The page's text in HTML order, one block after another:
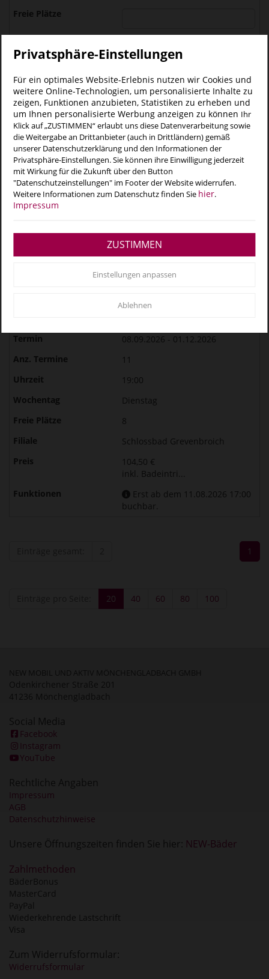
alle
Suchen
07.09.2026 - 21.12.2026
14
21:00
8
133,00 €
Erst ab dem 10.08.2026 17:00
08.09.2026 - 01.12.2026
11
19:00
Dienstag
8
Schlossbad Grevenbroich
104,50 €
inkl. Badeintri...
Erst ab dem 11.08.2026 17:00
buchbar.
1
20 40 60 80 100
NEW MOBIL UND AKTIV MÖNCHENGLADBACH GMBH
Odenkirchener Straße 201
41236 Mönchengladbach
Social Media
Facebook
Instagram
YouTube
Rechtliche Angaben
Impressum
AGB
Datenschutzhinweise
Unsere Öffnungszeiten finden Sie hier: NEW-Bäder
Zahlmethoden
BäderBonus
MasterCard
PayPal
Wiederkehrende Lastschrift
Visa
Zum Widerrufsformular:
Widerrufsformular
Privatsphäre-Einstellungen
Für ein optimales Website-Erlebnis nutzen wir Cookies und
weitere Online-Technologien, um personalisierte Inhalte zu
zeigen, Funktionen anzubieten, Statistiken zu erheben und
um Ihnen personalisierte Werbung anzeigen zu können Ihr
Klick auf „ZUSTIMMEN“ erlaubt uns diese Datenverarbeitung sowie
die Weitergabe an Drittanbieter (auch in Drittländern) gemäß
unserer Datenschutzerklärung und den Informationen der
Privatsphäre-Einstellungen. Sie können ihre Einwilligung jederzeit
mit Wirkung für die Zukunft über den Button
"Datenschutzeinstellungen" im Footer der Website widerrufen.
Weitere Informationen zum Datenschutz finden Sie hier.
Impressum
Ablehnen
Einstellungen anpassen
ZUSTIMMEN